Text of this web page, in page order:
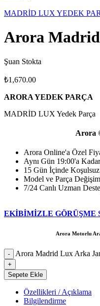
MADRİD LUX YEDEK
Arora
Şuan Stokta
₺1,670.00
ARORA YEDEK PARÇA
MADRİD LUX Yedek Parça
Arora
Arora Online'a Özel
Aynı Gün 19:00'a
15 Gün İçinde
Model ve Parça
7/24 Canlı Uzman
EKİBİMİZLE
Arora Motorlu
Arora Madrid Lux Arka
Sepete Ekle
Özellikleri / Açıklama
Bilgilendirme